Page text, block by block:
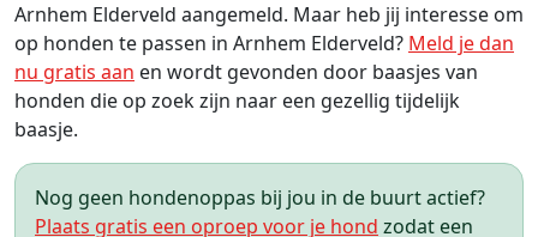
Arnhem Elderveld aangemeld. Maar heb jij interesse om
op honden te passen in Arnhem Elderveld? Meld je dan
nu gratis aan en wordt gevonden door baasjes van
honden die op zoek zijn naar een gezellig tijdelijk
baasje.
Nog geen hondenoppas bij jou in de buurt actief?
Plaats gratis een oproep voor je hond zodat een